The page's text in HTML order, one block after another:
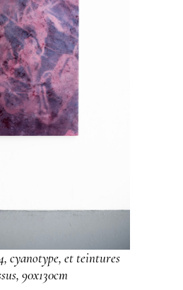
cyanotype, et teintures
90x130cm